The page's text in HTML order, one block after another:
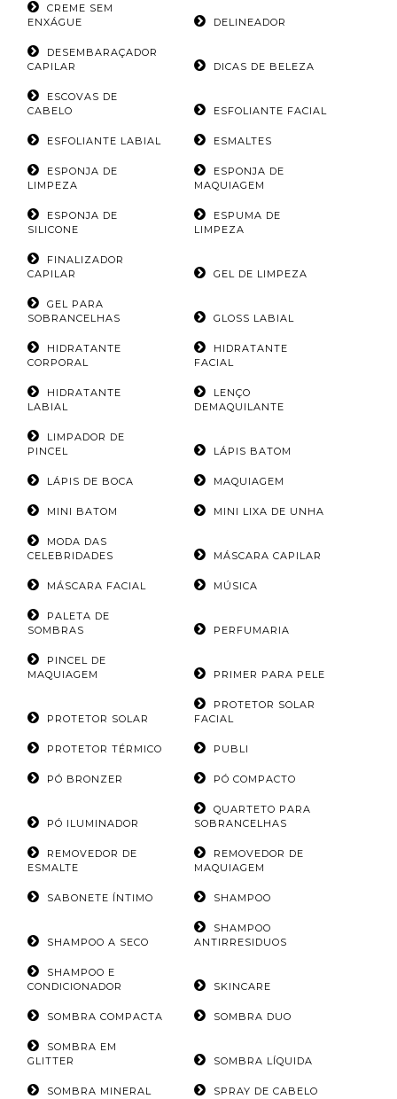
CREME SEM
ENXÁGUE
DELINEADOR
DESEMBARAÇADOR
CAPILAR
DICAS DE BELEZA
ESCOVAS DE
CABELO
ESFOLIANTE FACIAL
ESFOLIANTE LABIAL ESMALTES
ESPONJA DE
LIMPEZA
ESPONJA DE
MAQUIAGEM
ESPONJA DE
SILICONE
ESPUMA DE
LIMPEZA
FINALIZADOR
CAPILAR
GEL DE LIMPEZA
GEL PARA
SOBRANCELHAS
GLOSS LABIAL
HIDRATANTE
CORPORAL
HIDRATANTE
FACIAL
HIDRATANTE
LABIAL
LENÇO
DEMAQUILANTE
LIMPADOR DE
PINCEL
LÁPIS BATOM
LÁPIS DE BOCA MAQUIAGEM
MINI BATOM MINI LIXA DE UNHA
MODA DAS
CELEBRIDADES
MÁSCARA CAPILAR
MÁSCARA FACIAL MÚSICA
PALETA DE
SOMBRAS
PERFUMARIA
PINCEL DE
MAQUIAGEM
PRIMER PARA PELE
PROTETOR SOLAR
PROTETOR SOLAR
FACIAL
PROTETOR TÉRMICO PUBLI
PÓ BRONZER PÓ COMPACTO
PÓ ILUMINADOR
QUARTETO PARA
SOBRANCELHAS
REMOVEDOR DE
ESMALTE
REMOVEDOR DE
MAQUIAGEM
SABONETE ÍNTIMO SHAMPOO
SHAMPOO A SECO
SHAMPOO
ANTIRRESIDUOS
SHAMPOO E
CONDICIONADOR
SKINCARE
SOMBRA COMPACTA SOMBRA DUO
SOMBRA EM
GLITTER
SOMBRA LÍQUIDA
SOMBRA MINERAL SPRAY DE CABELO